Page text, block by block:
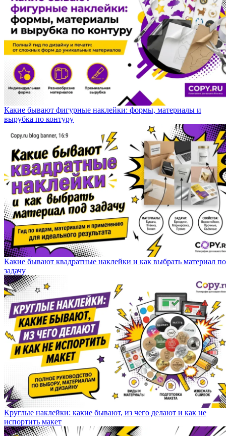
Какие бывают фигурные наклейки: формы, материалы и
вырубка по контуру
Какие бывают квадратные наклейки и как выбрать материал
задачу
Круглые наклейки: какие бывают, из чего делают и как не
испортить макет